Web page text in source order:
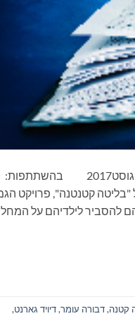
ספרים סופרים ומה שביניהם – תכנית ראיונות ברדיו קס"ם 106 FM – יום רביעי ה- 2 באוגוסט2017 בהשתתפות:
"בליטה קטנטנה", פרויקט
להסביר לילדיהם על
קטנה,דבורה עומר,דיויד גארנט,